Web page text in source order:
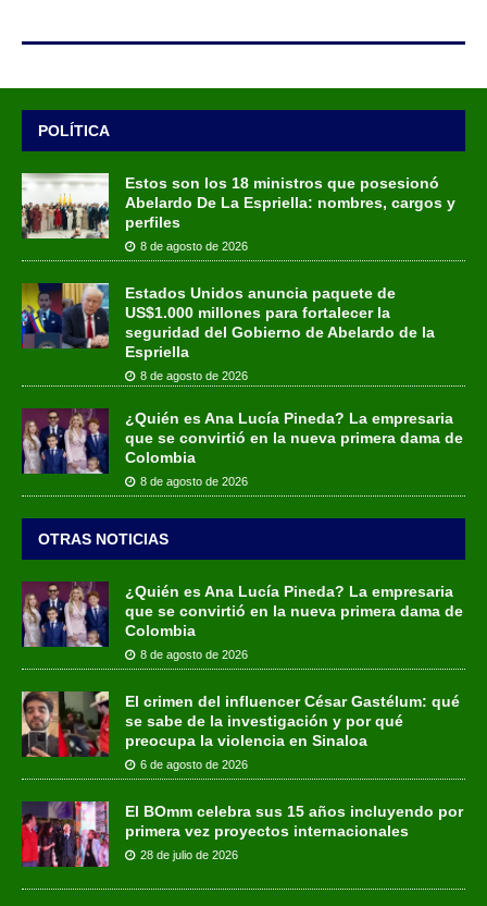
POLÍTICA
Estos son los 18 ministros que posesionó
Abelardo De La Espriella: nombres, cargos y
perfiles
8 de agosto de 2026
Estados Unidos anuncia paquete de
US$1.000 millones para fortalecer la
seguridad del Gobierno de Abelardo de la
Espriella
8 de agosto de 2026
¿Quién es Ana Lucía Pineda? La empresaria
que se convirtió en la nueva primera dama de
Colombia
8 de agosto de 2026
OTRAS NOTICIAS
¿Quién es Ana Lucía Pineda? La empresaria
que se convirtió en la nueva primera dama de
Colombia
8 de agosto de 2026
El crimen del influencer César Gastélum: qué
se sabe de la investigación y por qué
preocupa la violencia en Sinaloa
6 de agosto de 2026
El BOmm celebra sus 15 años incluyendo por
primera vez proyectos internacionales
28 de julio de 2026